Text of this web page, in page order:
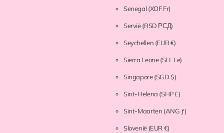
Senegal (XOF Fr)
Servië(RSD РСД)
Seychellen (EUR €)
Sierra Leone(SLL Le)
Singapore(SGD $)
Sint-Helena (SHP £)
Sint-Maarten (ANG ƒ)
Slovenië (EUR €)